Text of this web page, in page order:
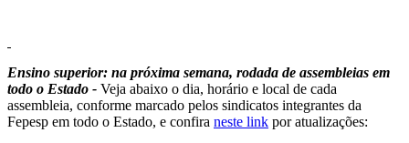
Ensino superior: na próxima semana, rodada de assembleias em
todo o Estado - Veja abaixo o dia, horário e local de cada
assembleia, conforme marcado pelos sindicatos integrantes da
Fepesp em todo o Estado, e confira neste link por atualizações: